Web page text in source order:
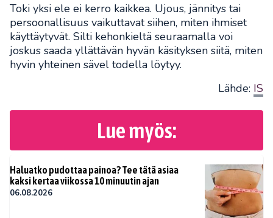
Toki yksi ele ei kerro kaikkea. Ujous, jännitys tai
persoonallisuus vaikuttavat siihen, miten ihmiset
käyttäytyvät. Silti kehonkieltä seuraamalla voi
joskus saada yllättävän hyvän käsityksen siitä, miten
hyvin yhteinen sävel todella löytyy.
Lähde: IS
Lue myös:
Haluatko pudottaa painoa? Tee tätä asiaa
kaksi kertaa viikossa 10 minuutin ajan
06.08.2026